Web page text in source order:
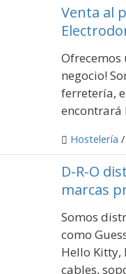
Venta al
negocio!
ferretería,
encontrará
Hostelería /
D-R-O
marcas
Somos
como
Hello Kitty,
cables,